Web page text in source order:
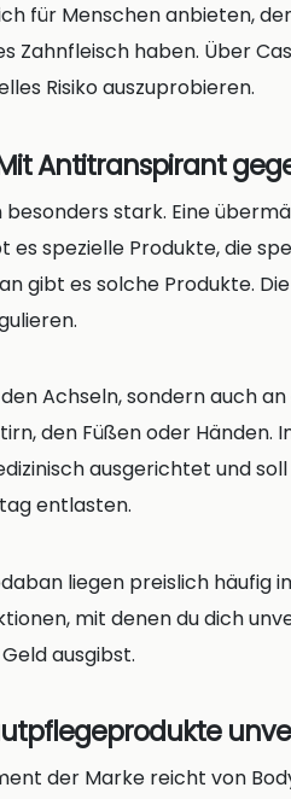
für Menschen anbieten,
Zahnfleisch haben. Über
Risiko auszuprobieren.
Antitranspirant
stark. Eine
es spezielle Produkte, die
gibt es solche Produkte.
Achseln, sondern auch
den Füßen oder Händen.
ausgerichtet und
entlasten.
liegen preislich häufig
mit denen du dich
ausgibst.
der Marke reicht von